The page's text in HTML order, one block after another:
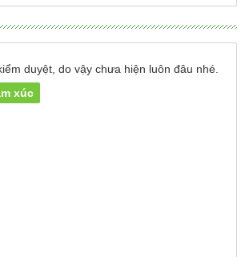
duyệt, do vậy chưa hiện luôn đâu nhé.
xúc